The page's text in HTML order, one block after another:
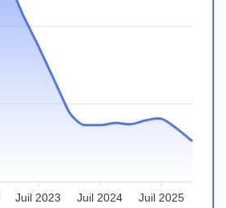
Juil 2023 Juil 2024 Juil 2025